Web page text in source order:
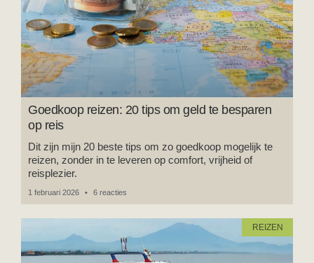
Goedkoop reizen: 20 tips om geld te besparen
op reis
Dit zijn mijn 20 beste tips om zo goedkoop mogelijk te
reizen, zonder in te leveren op comfort, vrijheid of
reisplezier.
1 februari 2026 6 reacties
REIZEN